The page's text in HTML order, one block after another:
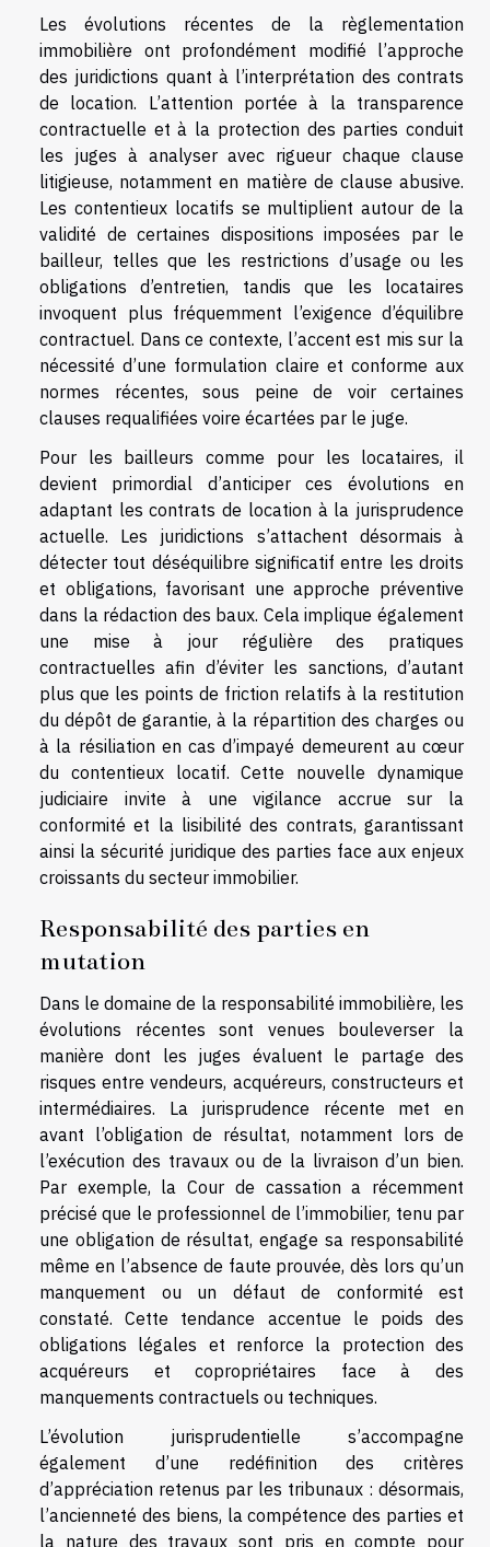
Les évolutions récentes de la règlementation
immobilière ont profondément modifié l’approche
des juridictions quant à l’interprétation des contrats
de location. L’attention portée à la transparence
contractuelle et à la protection des parties conduit
les juges à analyser avec rigueur chaque clause
litigieuse, notamment en matière de clause abusive.
Les contentieux locatifs se multiplient autour de la
validité de certaines dispositions imposées par le
bailleur, telles que les restrictions d’usage ou les
obligations d’entretien, tandis que les locataires
invoquent plus fréquemment l’exigence d’équilibre
contractuel. Dans ce contexte, l’accent est mis sur la
nécessité d’une formulation claire et conforme aux
normes récentes, sous peine de voir certaines
clauses requalifiées voire écartées par le juge.
Pour les bailleurs comme pour les locataires, il
devient primordial d’anticiper ces évolutions en
adaptant les contrats de location à la jurisprudence
actuelle. Les juridictions s’attachent désormais à
détecter tout déséquilibre significatif entre les droits
et obligations, favorisant une approche préventive
dans la rédaction des baux. Cela implique également
une mise à jour régulière des pratiques
contractuelles afin d’éviter les sanctions, d’autant
plus que les points de friction relatifs à la restitution
du dépôt de garantie, à la répartition des charges ou
à la résiliation en cas d’impayé demeurent au cœur
du contentieux locatif. Cette nouvelle dynamique
judiciaire invite à une vigilance accrue sur la
conformité et la lisibilité des contrats, garantissant
ainsi la sécurité juridique des parties face aux enjeux
croissants du secteur immobilier.
Responsabilité des parties en
mutation
Dans le domaine de la responsabilité immobilière, les
évolutions récentes sont venues bouleverser la
manière dont les juges évaluent le partage des
risques entre vendeurs, acquéreurs, constructeurs et
intermédiaires. La jurisprudence récente met en
avant l’obligation de résultat, notamment lors de
l’exécution des travaux ou de la livraison d’un bien.
Par exemple, la Cour de cassation a récemment
précisé que le professionnel de l’immobilier, tenu par
une obligation de résultat, engage sa responsabilité
même en l’absence de faute prouvée, dès lors qu’un
manquement ou un défaut de conformité est
constaté. Cette tendance accentue le poids des
obligations légales et renforce la protection des
acquéreurs et copropriétaires face à des
manquements contractuels ou techniques.
L’évolution jurisprudentielle s’accompagne
également d’une redéfinition des critères
d’appréciation retenus par les tribunaux : désormais,
l’ancienneté des biens, la compétence des parties et
la nature des travaux sont pris en compte pour